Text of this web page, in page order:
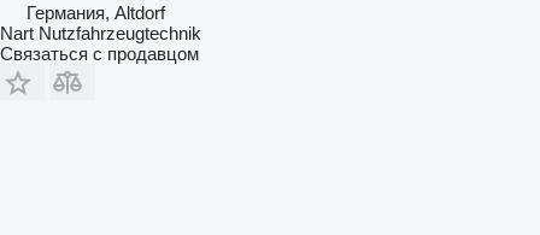
Германия, Altdorf
Nart Nutzfahrzeugtechnik
Связаться с продавцом